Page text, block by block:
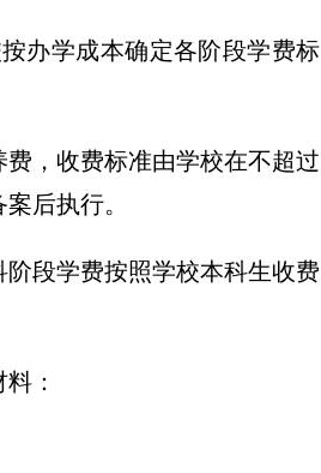
办学成本确定各阶段学费标
，收费标准由学校在不超过
后执行。
段学费按照学校本科生收费
：